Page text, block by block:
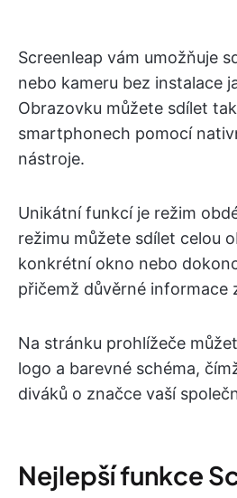
Screenleap vám umožňuje
nebo kameru bez instalace
Obrazovku můžete sdílet
smartphonech pomocí
nástroje.
Unikátní funkcí je režim
režimu můžete sdílet celou
konkrétní okno nebo
přičemž důvěrné informace
Na stránku prohlížeče
logo a barevné schéma,
diváků o značce vaší
Nejlepší funkce